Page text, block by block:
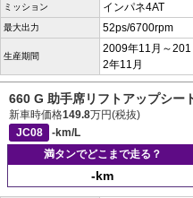
ミッション インパネ4AT
最大出力 52ps/6700rpm
生産期間
2009年11月～201
2年11月
660 G 助手席リフトアップシー
新車時価格149.8万円(税抜)
JC08
-km/L
満タンでどこまで走る？
-km